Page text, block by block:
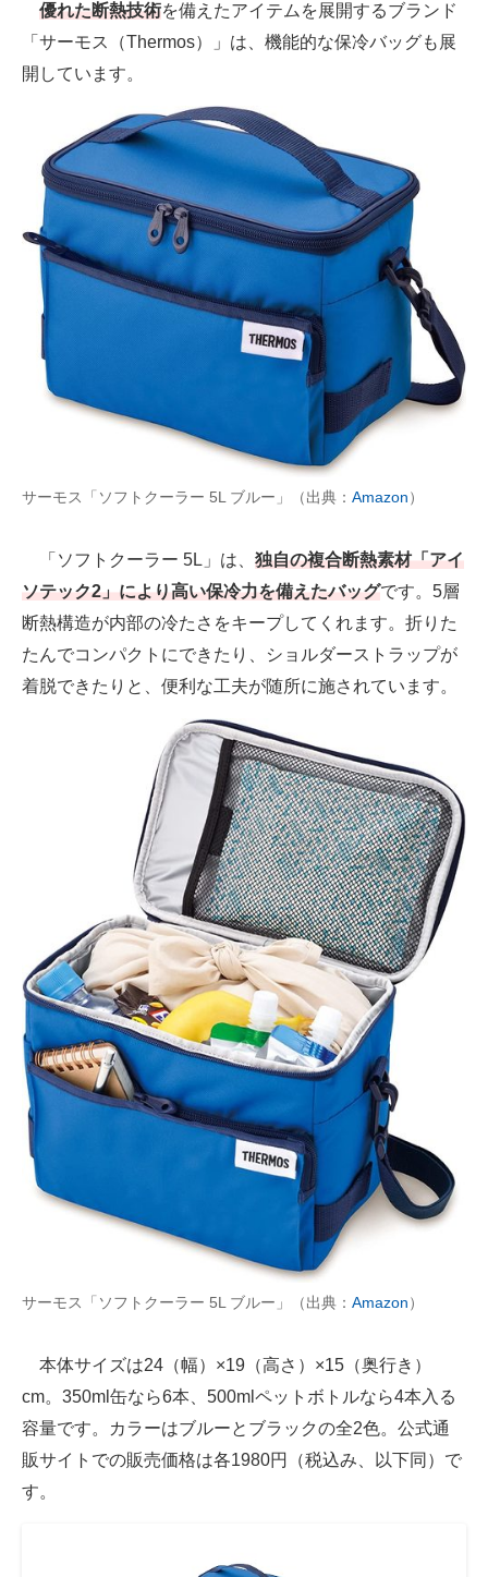
優れた断熱技術を備えたアイテムを展開するブランド
「サーモス（Thermos）」は、機能的な保冷バッグも展
開しています。
サーモス「ソフトクーラー 5L ブルー」（出典： Amazon）
「ソフトクーラー 5L」は、 独自の複合断熱素材「アイ
ソテック2」により高い保冷力を備えたバッグです。5層
断熱構造が内部の冷たさをキープしてくれます。折りた
たんでコンパクトにできたり、ショルダーストラップが
着脱できたりと、便利な工夫が随所に施されています。
サーモス「ソフトクーラー 5L ブルー」（出典： Amazon）
本体サイズは24（幅）×19（高さ）×15（奥行き）
cm。350ml缶なら6本、500mlペットボトルなら4本入る
容量です。カラーはブルーとブラックの全2色。公式通
販サイトでの販売価格は各1980円（税込み、以下同）で
す。